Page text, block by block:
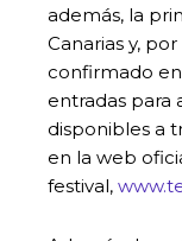
además, la
Canarias y,
confirmado
entradas para
disponibles a
en la web
festival,